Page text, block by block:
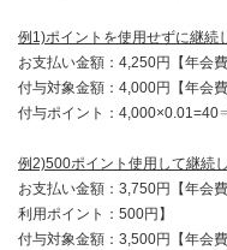
例1)ポイントを使用せずに継続
お支払い金額：4,250円【年会
付与対象金額：4,000円【年会
付与ポイント：
例2)500ポイント使用して継続
お支払い金額：3,750円【年会
利用ポイント：500円】
付与対象金額：3,500円【年会